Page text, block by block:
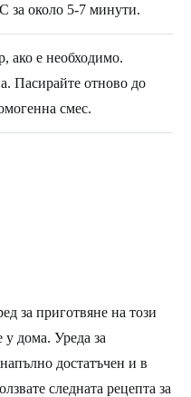
за около 5-7 минути.
ако е необходимо.
Пасирайте отново до
смес.
за приготвяне на този
у дома. Уреда за
достатъчен и в
следната рецепта за